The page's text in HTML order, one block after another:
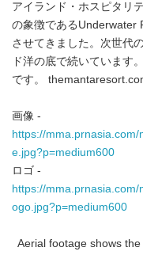
アイランド・ホスピタリ
の象徴であるUnderwater
させてきました。次世代
ド洋の底で続いています
です。
画像 -
https://
e.jpg?p=medium600
ロゴ -
https://
ogo.jpg?p=medium600
Aerial footage shows